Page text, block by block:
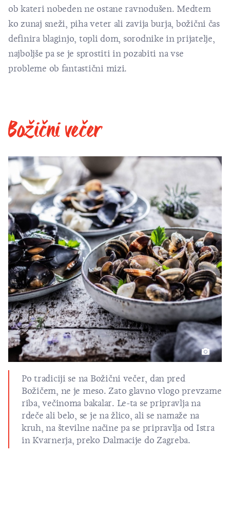
ob kateri nobeden ne ostane ravnodušen. Medtem
ko zunaj sneži, piha veter ali zavija burja, božični čas
definira blaginjo, topli dom, sorodnike in prijatelje,
najboljše pa se je sprostiti in pozabiti na vse
probleme ob fantastični mizi.
Božični večer
Po tradiciji se na Božični večer, dan pred
Božičem, ne je meso. Zato glavno vlogo prevzame
riba, večinoma bakalar. Le-ta se pripravlja na
rdeče ali belo, se je na žlico, ali se namaže na
kruh, na številne načine pa se pripravlja od Istra
in Kvarnerja, preko Dalmacije do Zagreba.